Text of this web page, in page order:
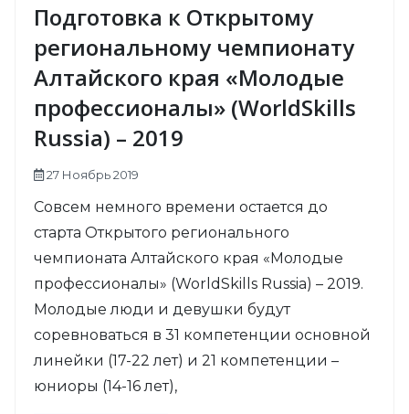
Подготовка к Открытому
региональному чемпионату
Алтайского края «Молодые
профессионалы» (WorldSkills
Russia) – 2019
27 Ноябрь 2019
Совсем немного времени остается до
старта Открытого регионального
чемпионата Алтайского края «Молодые
профессионалы» (WorldSkills Russia) – 2019.
Молодые люди и девушки будут
соревноваться в 31 компетенции основной
линейки (17-22 лет) и 21 компетенции –
юниоры (14-16 лет),